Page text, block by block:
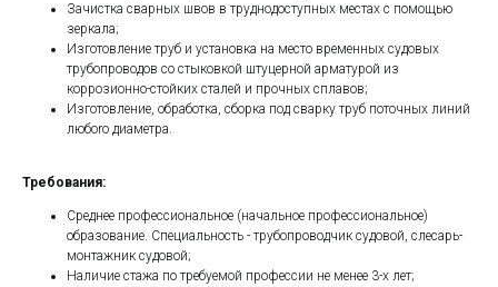
Зачистка сварных швов в труднодоступных местах с помощью
зеркала;
Изготовление труб и установка на место временных судовых
трубопроводов со стыковкой штуцерной арматурой из
коррозионно-стойких сталей и прочных сплавов;
Изготовление, обработка, сборка под сварку труб поточных линий
любоrо диаметра.
Требования:
Среднее профессиональное (начальное профессиональное)
образование. Специальность - трубопроводчик судовой, слесарь-
монтажник судовой;
Наличие стажа по требуемой профессии не менее 3-х лет;